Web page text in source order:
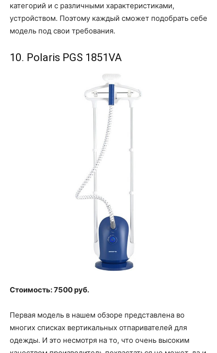
категорий и с различными характеристиками,
устройством. Поэтому каждый сможет подобрать себе
модель под свои требования.
10. Polaris PGS 1851VA
Стоимость: 7500 руб.
Первая модель в нашем обзоре представлена во
многих списках вертикальных отпаривателей для
одежды. И это несмотря на то, что очень высоким